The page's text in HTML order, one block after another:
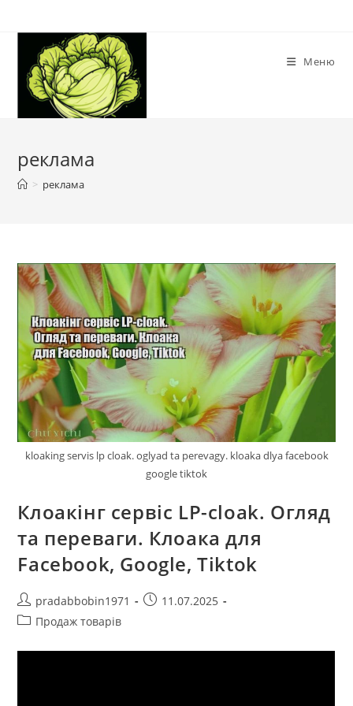
Меню
реклама
> реклама
kloaking servis lp cloak. oglyad ta perevagy. kloaka dlya facebook
google tiktok
Клоакінг сервіс LP-cloak. Огляд
та переваги. Клоака для
Facebook, Google, Tiktok
Автор
запису:
pradabbobin1971
Запис11.07.2025
Категорія
Продаж товарів